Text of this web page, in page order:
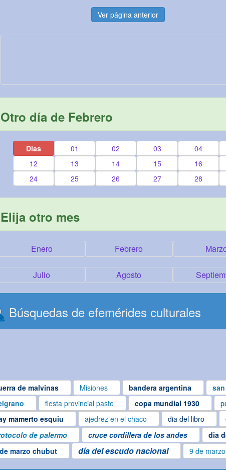
Ver página anterior
Otro día de Febrero
Días 01 02 03 04
12
13 14 15 16
24
25 26 27 28
Elija otro mes
Enero Febrero
Julio Agosto
Búsquedas de efemérides culturales
de malvinas Misiones bandera argentina
fiesta provincial pasto copa mundial 1930
mamerto esquiu
ajedrez en el chaco dia del libro
de palermo
cruce cordillera de los andes dia
marzo chubut día del escudo nacional 9 de